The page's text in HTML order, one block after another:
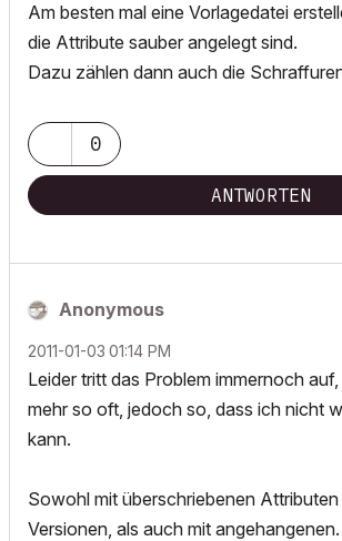
Am besten mal eine Vorlagedatei
die Attribute sauber angelegt sind.
Dazu zählen dann auch die
0
ANTWORTEN
Anonymous
‎2011-01-03 01:14 PM
Leider tritt das Problem immernoch
mehr so oft, jedoch so, dass ich nicht
kann.
Sowohl mit überschriebenen Attributen
Versionen, als auch mit